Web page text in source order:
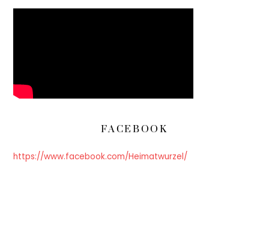
FACEBOOK
https://www.facebook.com/Heimatwurzel/